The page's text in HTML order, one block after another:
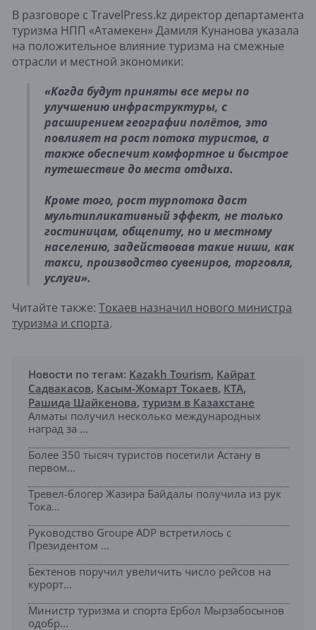
В разговоре с TravelPress.kz директор департамента
туризма НПП «Атамекен» Дамиля Кунанова указала
на положительное влияние туризма на смежные
отрасли и местной экономики:
«Когда будут приняты все меры по
улучшению инфраструктуры, с
расширением географии полётов, это
повлияет на рост потока туристов, а
также обеспечит комфортное и быстрое
путешествие до места отдыха.
Кроме того, рост турпотока даст
мультипликативный эффект, не только
гостиницам, общепиту, но и местному
населению, задействовав такие ниши, как
такси, производство сувениров, торговля,
услуги».
Читайте также: Токаев назначил нового министра
туризма и спорта.
Новости по тегам: Kazakh Tourism, Кайрат
Садвакасов, Касым-Жомарт Токаев, КТА,
Рашида Шайкенова, туризм в Казахстане
Алматы получил несколько международных
наград за ...
Более 350 тысяч туристов посетили Астану в
первом...
Тревел-блогер Жазира Байдалы получила из рук
Тока...
Руководство Groupe ADP встретилось с
Президентом ...
Бектенов поручил увеличить число рейсов на
курорт...
Министр туризма и спорта Ербол Мырзабосынов
одобр...